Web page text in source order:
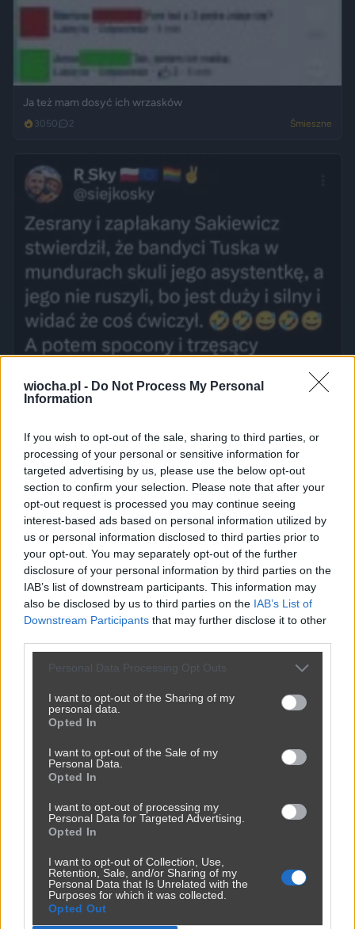
wiocha.pl - Do Not Process My Personal
Information
If you wish to opt-out of the sale, sharing to third parties, or
processing of your personal or sensitive information for
targeted advertising by us, please use the below opt-out
section to confirm your selection. Please note that after your
opt-out request is processed you may continue seeing
interest-based ads based on personal information utilized by
us or personal information disclosed to third parties prior to
your opt-out. You may separately opt-out of the further
disclosure of your personal information by third parties on the
IAB’s list of downstream participants. This information may
also be disclosed by us to third parties on the IAB’s List of
Downstream Participants that may further disclose it to other
Personal Data Processing Opt Outs
I want to opt-out of the Sharing of my
personal data.
Opted In
I want to opt-out of the Sale of my
Personal Data.
Opted In
I want to opt-out of processing my
Personal Data for Targeted Advertising.
Opted In
I want to opt-out of Collection, Use,
Retention, Sale, and/or Sharing of my
Personal Data that Is Unrelated with the
Purposes for which it was collected.
Opted Out
Ja też mam dosyć ich wrzasków
3050 2 Śmieszne